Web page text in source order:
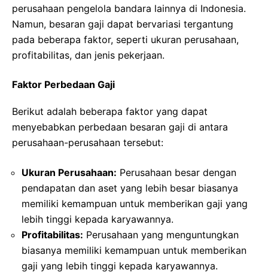
perusahaan pengelola bandara lainnya di Indonesia.
Namun, besaran gaji dapat bervariasi tergantung
pada beberapa faktor, seperti ukuran perusahaan,
profitabilitas, dan jenis pekerjaan.
Faktor Perbedaan Gaji
Berikut adalah beberapa faktor yang dapat
menyebabkan perbedaan besaran gaji di antara
perusahaan-perusahaan tersebut:
Ukuran Perusahaan: Perusahaan besar dengan
pendapatan dan aset yang lebih besar biasanya
memiliki kemampuan untuk memberikan gaji yang
lebih tinggi kepada karyawannya.
Profitabilitas: Perusahaan yang menguntungkan
biasanya memiliki kemampuan untuk memberikan
gaji yang lebih tinggi kepada karyawannya.